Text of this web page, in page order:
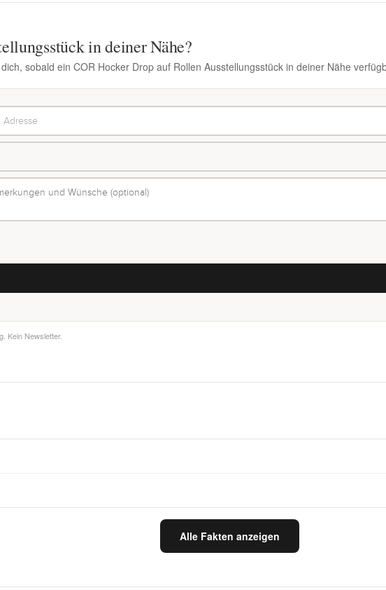
in deiner Nähe?
sobald ein COR Hocker Drop auf Rollen Ausstellungsstück in deiner Nähe
Kein Newsletter.
Alle Fakten anzeigen